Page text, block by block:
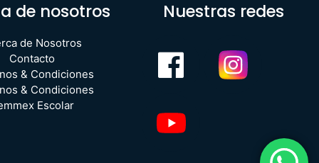
de nosotros
de Nosotros
Contacto
& Condiciones
& Condiciones
Escolar
Nuestras redes